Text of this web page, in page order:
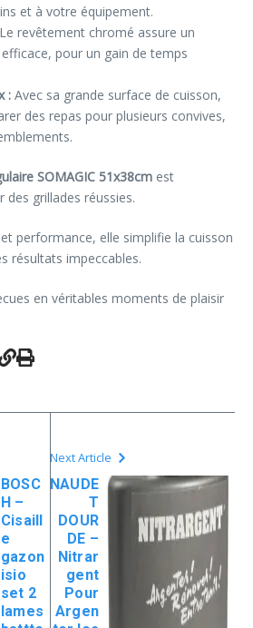
et à votre équipement.
Le revêtement chromé assure un
pour un gain de temps
: Avec sa grande surface de cuisson,
des repas pour plusieurs convives,
SOMAGIC 51x38cm est
des grillades réussies.
performance, elle simplifie la cuisson
résultats impeccables.
en véritables moments de plaisir
BOSC
H –
Cisaill
e
gazon
isio
set 2
lames
Next Article
NAUDE
T
DOUR
DE –
Nitrar
gent
Pour
Argen